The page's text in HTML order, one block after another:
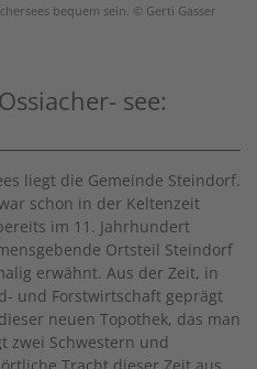
bequem sein. © Gerti Gasser
see:
liegt die Gemeinde Steindorf.
schon in der Keltenzeit
im 11. Jahrhundert
Ortsteil Steindorf
erwähnt. Aus der Zeit, in
und Forstwirtschaft geprägt
dieser neuen Topothek, das man
zwei Schwestern und